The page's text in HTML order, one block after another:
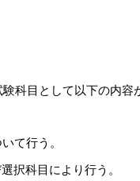
科目として以下の内容
て行う。
択科目により行う。